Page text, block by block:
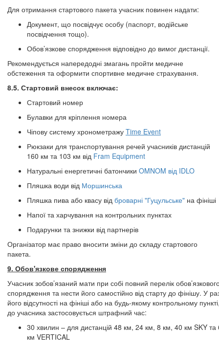
Для отримання стартового пакета учасник повинен надати:
Документ, що посвідчує особу (паспорт, водійське
посвідчення тощо).
Обов’язкове спорядження відповідно до вимог дистанції.
Рекомендується напередодні змагань пройти медичне
обстеження та оформити спортивне медичне страхування.
8.5. Стартовий внесок включає:
Стартовий номер
Булавки для кріплення номера
Чіпову систему хронометражу Time Event
Рюкзаки для транспортування речей учасників дистанцій
160 км та 103 км від Fram Equipment
Натуральні енергетичні батончики OMNOM від IDLO
Пляшка води від Моршинська
Пляшка пива або квасу від броварні "Гуцульське" на фініші
Напої та харчування на контрольних пунктах
Подарунки та знижки від партнерів
Організатор має право вносити зміни до складу стартового
пакета.
9. Обов'язкове спорядження​​​​​​​​​​​​​​
Учасник зобов’язаний мати при собі повний перелік
спорядження та нести його самостійно від старту до фінішу. У
його відсутності на фініші або на будь-якому контрольному
до учасника застосовується штрафний час:
30 хвилин – для дистанцій 48 км, 24 км, 8 км, 40 км SKY та
км VERTICAL